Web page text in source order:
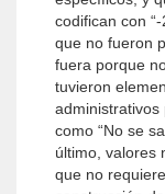
codifican con
que no fueron
fuera porque
tuvieron
como “No se
último, valores
que no